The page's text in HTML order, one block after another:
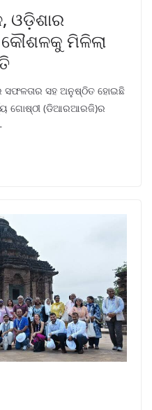
ଓଡ଼ିଶାର
କୌଶଳକୁ ମିଳିଲା
ସଫଳତାର ସହ ଅନୁଷ୍ଠିତ ହୋଇଛି
ଗୋଷ୍ଠୀ (ଡିଆରଆରଜି)ର